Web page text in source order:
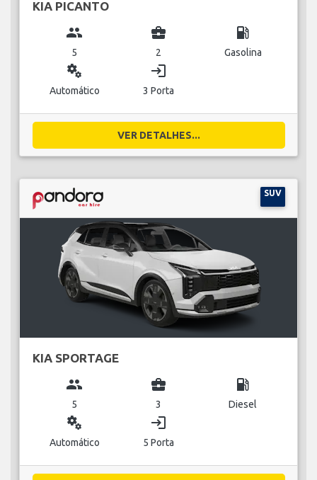
KIA PICANTO
group
5
business_center
2
local_gas_station
Gasolina
miscellaneous_services
Automático
login
3 Porta
VER DETALHES...
SUV
KIA SPORTAGE
group
5
business_center
3
local_gas_station
Diesel
miscellaneous_services
Automático
login
5 Porta